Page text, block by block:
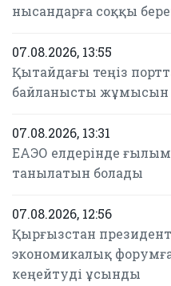
нысандарға соққы
07.08.2026, 13:55
Қытайдағы теңіз
байланысты жұмысын
07.08.2026, 13:31
ЕАЭО елдерінде
танылатын болады
07.08.2026, 12:56
Қырғызстан
экономикалық
кеңейтуді ұсынды